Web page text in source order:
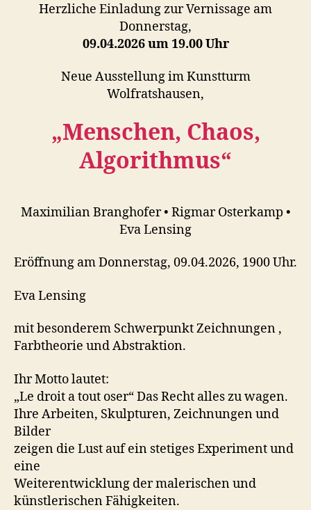
Herzliche Einladung zur Vernissage am
Donnerstag,
09.04.2026 um 19.00 Uhr
Neue Ausstellung im Kunstturm
Wolfratshausen,
„Menschen, Chaos,
Algorithmus“
Maximilian Branghofer • Rigmar Osterkamp •
Eva Lensing
Eröffnung am Donnerstag, 09.04.2026, 1900 Uhr.
Eva Lensing
mit besonderem Schwerpunkt Zeichnungen ,
Farbtheorie und Abstraktion.
Ihr Motto lautet:
„Le droit a tout oser“ Das Recht alles zu wagen.
Ihre Arbeiten, Skulpturen, Zeichnungen und
Bilder
zeigen die Lust auf ein stetiges Experiment und
eine
Weiterentwicklung der malerischen und
künstlerischen Fähigkeiten.